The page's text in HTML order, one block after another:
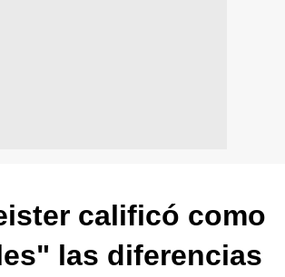
calificó como
las diferencias